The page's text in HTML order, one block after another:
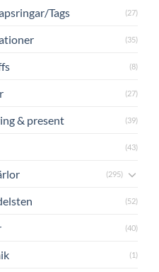
Tags (27)
(35)
(8)
(27)
& present (39)
(43)
(295)
(52)
(40)
(1)